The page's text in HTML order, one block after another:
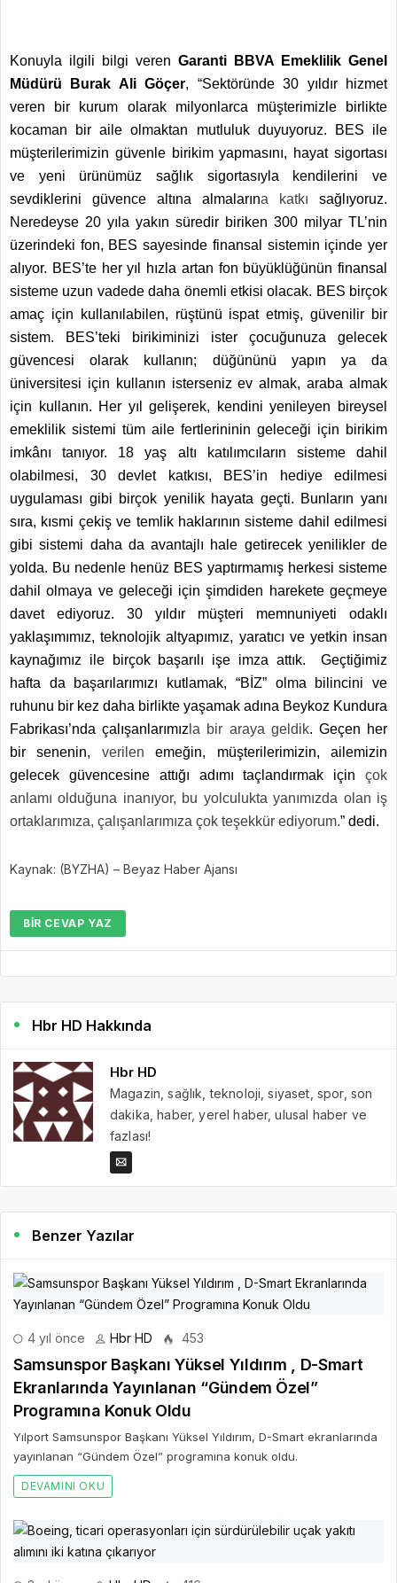
Konuyla ilgili bilgi veren Garanti BBVA Emeklilik Genel
Müdürü Burak Ali Göçer, “Sektöründe 30 yıldır hizmet
veren bir kurum olarak milyonlarca müşterimizle birlikte
kocaman bir aile olmaktan mutluluk duyuyoruz. BES ile
müşterilerimizin güvenle birikim yapmasını, hayat sigortası
ve yeni ürünümüz sağlık sigortasıyla kendilerini ve
sevdiklerini güvence altına almalarına katkı sağlıyoruz.
Neredeyse 20 yıla yakın süredir biriken 300 milyar TL’nin
üzerindeki fon, BES sayesinde finansal sistemin içinde yer
alıyor. BES’te her yıl hızla artan fon büyüklüğünün finansal
sisteme uzun vadede daha önemli etkisi olacak. BES birçok
amaç için kullanılabilen, rüştünü ispat etmiş, güvenilir bir
sistem. BES’teki birikiminizi ister çocuğunuza gelecek
güvencesi olarak kullanın; düğününü yapın ya da
üniversitesi için kullanın isterseniz ev almak, araba almak
için kullanın. Her yıl gelişerek, kendini yenileyen bireysel
emeklilik sistemi tüm aile fertlerininin geleceği için birikim
imkânı tanıyor. 18 yaş altı katılımcıların sisteme dahil
olabilmesi, 30 devlet katkısı, BES’in hediye edilmesi
uygulaması gibi birçok yenilik hayata geçti. Bunların yanı
sıra, kısmi çekiş ve temlik haklarının sisteme dahil edilmesi
gibi sistemi daha da avantajlı hale getirecek yenilikler de
yolda. Bu nedenle henüz BES yaptırmamış herkesi sisteme
dahil olmaya ve geleceği için şimdiden harekete geçmeye
davet ediyoruz. 30 yıldır müşteri memnuniyeti odaklı
yaklaşımımız, teknolojik altyapımız, yaratıcı ve yetkin insan
kaynağımız ile birçok başarılı işe imza attık.
Geçtiğimiz
hafta da başarılarımızı kutlamak, “BİZ” olma bilincini ve
ruhunu bir kez daha birlikte yaşamak adına Beykoz Kundura
Fabrikası’nda çalışanlarımız la bir araya geldik. Geçen her
bir senenin, verilenemeğin, müşterilerimizin, ailemizin
gelecek güvencesine attığı adımı taçlandırmak için çok
anlamı olduğuna inanıyor, bu yolculukta yanımızda olan iş
ortaklarımıza, çalışanlarımıza çok teşekkür ediyorum.” dedi.
Kaynak: (BYZHA) – Beyaz Haber Ajansı
BIR CEVAP YAZ
Hbr HD Hakkında
Hbr HD
Magazin, sağlık, teknoloji, siyaset, spor, son
dakika, haber, yerel haber, ulusal haber ve
fazlası!
Benzer Yazılar
4 yıl önce Hbr HD 453
Samsunspor Başkanı Yüksel Yıldırım , D-Smart
Ekranlarında Yayınlanan “Gündem Özel”
Programına Konuk Oldu
Yılport Samsunspor Başkanı Yüksel Yıldırım, D-Smart ekranlarında
yayınlanan “Gündem Özel” programına konuk oldu.
DEVAMINI OKU